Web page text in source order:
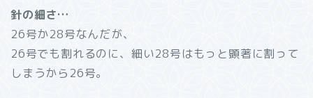
針の細さ…
26号か28号なんだが、
26号でも割れるのに、細い28号はもっと顕著に割って
しまうから26号。